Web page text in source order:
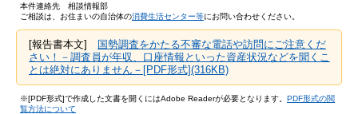
本件連絡先 相談情報部
ご相談は、お住まいの自治体の消費生活センター等にお問い合わせください。
[報告書本文] 国勢調査をかたる不審な電話や訪問にご注意くだ
さい！－調査員が年収、口座情報といった資産状況などを聞くこ
とは絶対にありません－[PDF形式](316KB)
※[PDF形式]で作成した文書を開くにはAdobe Readerが必要となります。 PDF形式の閲
覧方法について